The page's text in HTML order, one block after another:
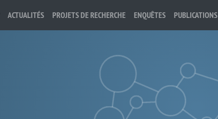
ACTUALITÉS PROJETS DE RECHERCHE ENQUÊTES PUBLICATIONS